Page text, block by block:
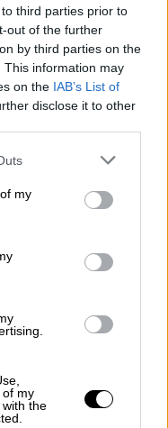
third parties prior to
out of the further
by third parties on the
This information may
on the IAB’s List of
disclose it to other
one or more Google
You may click to
third-party tags to
in below Google
my
of my
the
ο
μητέρα
κόσμο ένα